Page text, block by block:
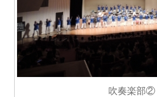
吹奏楽部②